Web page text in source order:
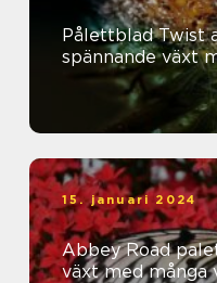
Pålettblad Twist
spännande växt
15. januari 2024
Abbey Road
växt med många